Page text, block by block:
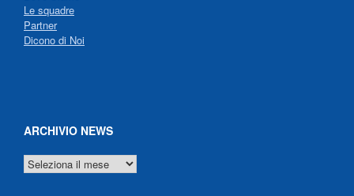
Le squadre
Partner
Dicono di Noi
ARCHIVIO NEWS
ARCHIVIO
NEWS